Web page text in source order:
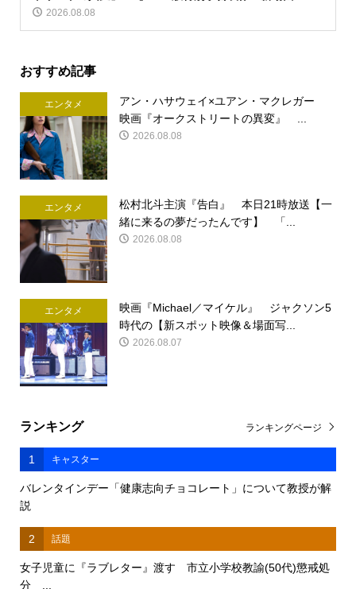
2026.08.08
おすすめ記事
エンタメ
アン・ハサウェイ×ユアン・マクレガー
映画『オークストリートの異変』 ...
2026.08.08
エンタメ
松村北斗主演『告白』 本日21時放送【一
緒に来るの夢だったんです】 「...
2026.08.08
エンタメ
映画『Michael／マイケル』 ジャクソン5
時代の【新スポット映像＆場面写...
2026.08.07
ランキング
1 キャスター
バレンタインデー「健康志向チョコレート」について教授が解
説
2 話題
女子児童に『ラブレター』渡す 市立小学校教諭(50代)懲戒処
分 ...
ランキングページ